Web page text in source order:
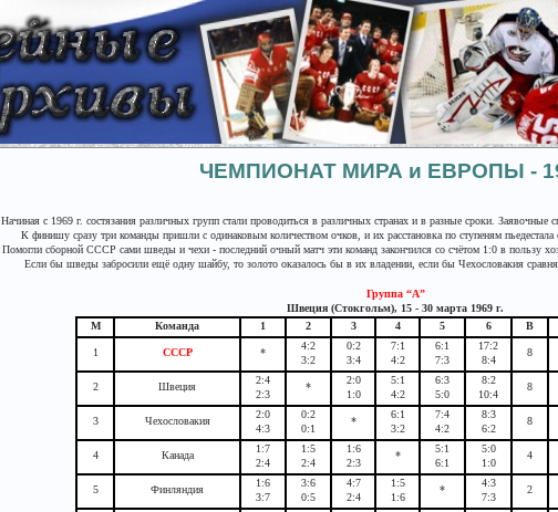
ЧЕМПИОНАТ МИРА и ЕВРОПЫ -
Начиная с 1969 г. состязания различных групп стали проводиться в различных странах и в разные сроки. Заявочные
К финишу сразу три команды пришли с одинаковым количеством очков, и их расстановка по ступеням
Помогли сборной СССР сами шведы и чехи - последний очный матч эти команд закончился со счётом 1:0 в пользу
Если бы шведы забросили ещё одну шайбу, то золото оказалось бы в их владении, если бы Чехословакия
Группа “А”
Швеция (Стокгольм), 15 - 30 марта 1969 г.
М
Команда 1 2 3 4 5 6 В
1 СССР *
4:2
3:2
0:2
3:4
7:1
4:2
6:1
7:3
17:2
8:4
8
2 Швеция
2:4
2:3
*
2:0
1:0
5:1
4:2
6:3
5:0
8:2
10:4
8
3 Чехословакия
2:0
4:3
0:2
0:1
*
6:1
3:2
7:4
4:2
8:3
6:2
8
4 Канада
1:7
2:4
1:5
2:4
1:6
2:3
*
5:1
6:1
5:0
1:0
4
5 Финляндия
1:6
3:7
3:6
0:5
4:7
2:4
1:5
1:6
*
4:3
7:3
2